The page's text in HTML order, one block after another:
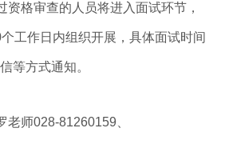
资格审查的人员将进入面试环节，
个工作日内组织开展，具体面试时间
等方式通知。
老师028-81260159